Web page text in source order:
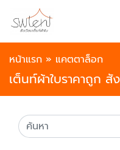
หน้าแรก » แคตตาล็อก
เต็นท์ผ้าใบราคาถูก สั